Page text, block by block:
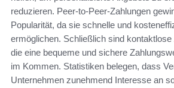
reduzieren. Peer-to-Peer-Zahlungen
Popularität, da sie schnelle und
ermöglichen. Schließlich sind kontaktlose
die eine bequeme und sichere
im Kommen. Statistiken belegen, dass
Unternehmen zunehmend Interesse an